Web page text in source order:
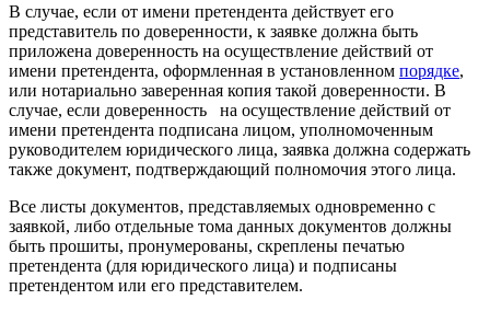
В случае, если от имени претендента действует его
представитель по доверенности, к заявке должна быть
приложена доверенность на осуществление действий от
имени претендента, оформленная в установленном порядке,
или нотариально заверенная копия такой доверенности. В
случае, если доверенность на осуществление действий от
имени претендента подписана лицом, уполномоченным
руководителем юридического лица, заявка должна содержать
также документ, подтверждающий полномочия этого лица.
Все листы документов, представляемых одновременно с
заявкой, либо отдельные тома данных документов должны
быть прошиты, пронумерованы, скреплены печатью
претендента (для юридического лица) и подписаны
претендентом или его представителем.